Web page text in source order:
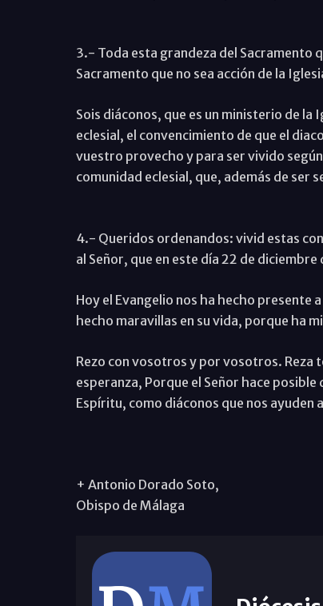
3.- Toda esta grandeza del Sacramento
Sacramento que no sea acción de la
Sois diáconos, que es un ministerio de
eclesial, el convencimiento de que el
vuestro provecho y para ser vivido
comunidad eclesial, que, además de ser
4.- Queridos ordenandos: vivid estas
al Señor, que en este día 22 de
Hoy el Evangelio nos ha hecho presente
hecho maravillas en su vida, porque ha
Rezo con vosotros y por vosotros. Reza
esperanza, Porque el Señor hace
Espíritu, como diáconos que nos ayuden
+ Antonio Dorado Soto,
Obispo de Málaga